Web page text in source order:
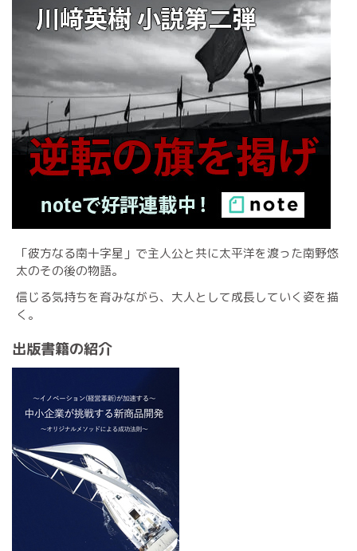
「彼方なる南十字星」で主人公と共に太平洋を渡った南野悠
太のその後の物語。
信じる気持ちを育みながら、大人として成長していく姿を描
く。
出版書籍の紹介